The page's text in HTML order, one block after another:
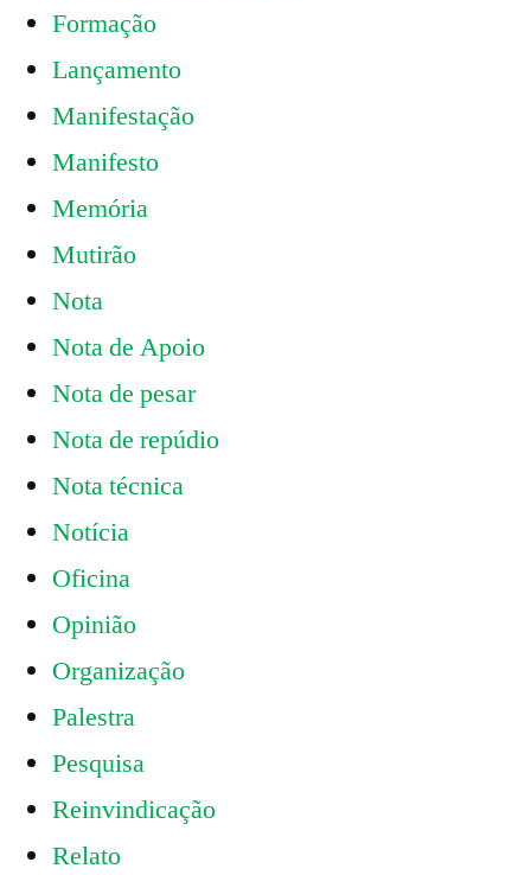
Formação
Lançamento
Manifestação
Manifesto
Memória
Mutirão
Nota
Nota de Apoio
Nota de pesar
Nota de repúdio
Nota técnica
Notícia
Oficina
Opinião
Organização
Palestra
Pesquisa
Reinvindicação
Relato